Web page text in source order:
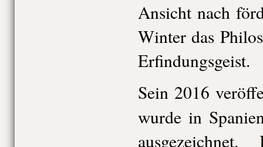
Ansicht nach
Winter das
Erfindungsgeist.
Sein 2016
wurde in